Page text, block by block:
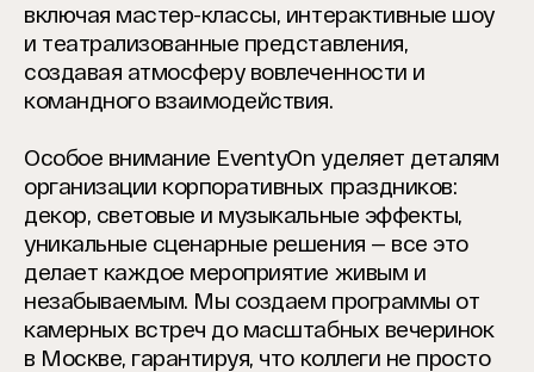
включая мастер-классы, интерактивные шоу
и театрализованные представления,
создавая атмосферу вовлеченности и
командного взаимодействия.
Особое внимание EventyOn уделяет деталям
организации корпоративных праздников:
декор, световые и музыкальные эффекты,
уникальные сценарные решения — все это
делает каждое мероприятие живым и
незабываемым. Мы создаем программы от
камерных встреч до масштабных вечеринок
в Москве, гарантируя, что коллеги не просто